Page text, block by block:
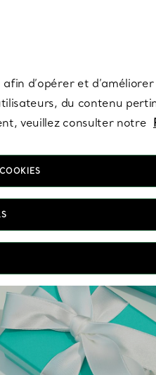
d’opérer et
du contenu
veuillez consulter notre